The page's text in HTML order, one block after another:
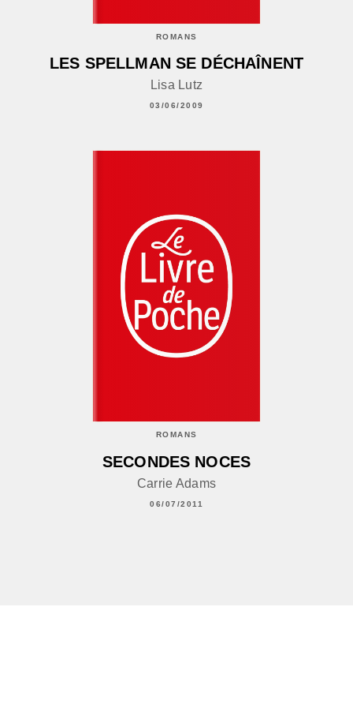
ROMANS
LES SPELLMAN SE DÉCHAÎNENT
Lisa Lutz
03/06/2009
ROMANS
SECONDES NOCES
Carrie Adams
06/07/2011